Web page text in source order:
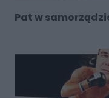
Pat w